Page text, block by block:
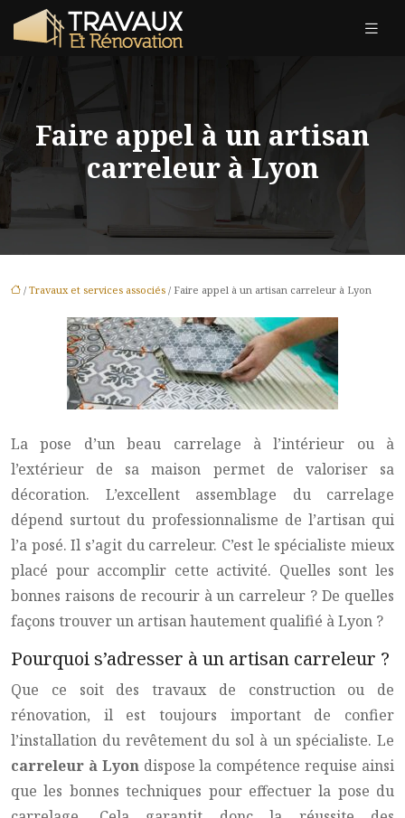
Faire appel à un artisan
carreleur à Lyon
/ Travaux et services associés / Faire appel à un artisan carreleur à Lyon
La pose d’un beau carrelage à l’intérieur ou à
l’extérieur de sa maison permet de valoriser sa
décoration. L’excellent assemblage du carrelage
dépend surtout du professionnalisme de l’artisan qui
l’a posé. Il s’agit du carreleur. C’est le spécialiste mieux
placé pour accomplir cette activité. Quelles sont les
bonnes raisons de recourir à un carreleur ? De quelles
façons trouver un artisan hautement qualifié à Lyon ?
Pourquoi s’adresser à un artisan carreleur ?
Que ce soit des travaux de construction ou de
rénovation, il est toujours important de confier
l’installation du revêtement du sol à un spécialiste. Le
carreleur à Lyondispose la compétence requise ainsi
que les bonnes techniques pour effectuer la pose du